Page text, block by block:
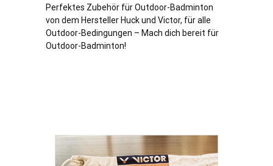
Perfektes Zubehör für Outdoor-Badminton
von dem Hersteller Huck und Victor, für alle
Outdoor-Bedingungen – Mach dich bereit für
Outdoor-Badminton!